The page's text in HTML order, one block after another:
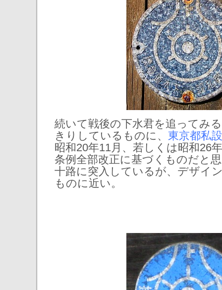
続いて戦後の下水君を追ってみ
きりしているものに、 東京都私
昭和20年11月、若しくは昭和26
条例全部改正に基づくものだと
十路に突入しているが、デザイ
ものに近い。